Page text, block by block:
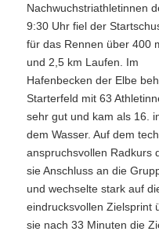
Nachwuchstriathletinnen
9:30 Uhr fiel der
für das Rennen über 400
und 2,5 km Laufen. Im
Hafenbecken der Elbe
Starterfeld mit 63
sehr gut und kam als 16.
dem Wasser. Auf dem
anspruchsvollen Radkurs
sie Anschluss an die
und wechselte stark auf
eindrucksvollen Zielsprint
sie nach 33 Minuten die